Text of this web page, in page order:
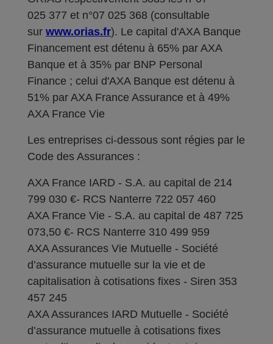
025 377 et n°07 025 368 (consultable
sur www.orias.fr). Le capital d'AXA Banque
Financement est détenu à 65% par AXA
Banque et à 35% par BNP Personal
Finance ; celui d'AXA Banque est détenu à
51% par AXA France Assurance et à 49%
AXA France Vie
Les entreprises ci-dessous sont régies par le
Code des Assurances :
AXA France IARD - S.A. au capital de 214
799 030 €- RCS Nanterre 722 057 460
AXA France Vie - S.A. au capital de 487 725
073,50 €- RCS Nanterre 310 499 959
AXA Assurances Vie Mutuelle - Société
d’assurance mutuelle sur la vie et de
capitalisation à cotisations fixes - Siren 353
457 245
AXA Assurances IARD Mutuelle - Société
d’assurance mutuelle à cotisations fixes